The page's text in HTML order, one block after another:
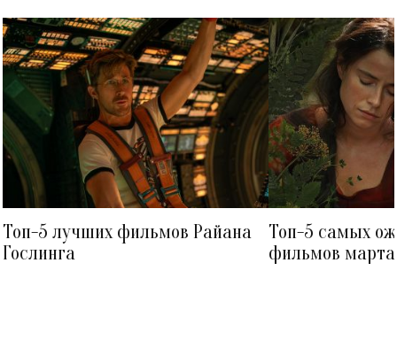
Топ-5 лучших фильмов Райана
Гослинга
Топ-5 самых
фильмов